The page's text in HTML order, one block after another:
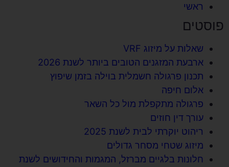
ראשי
פוסטים
שאלות על מיזוג VRF
ארבעת המזגנים הטובים ביותר לשנת 2026
תכנון פרגולה חשמלית בוילה בזמן שיפוץ
אלום חיפה
פרגולה מתקפלת מול כל השאר
עורך דין חוזים
ריהוט יוקרתי לבית לשנת 2025
מיזוג שטחי מסחר גדולים
חלונות בלגיים מברזל, המגמות והחידושים לשנת